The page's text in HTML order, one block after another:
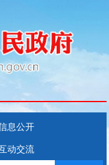
息公开
动交流